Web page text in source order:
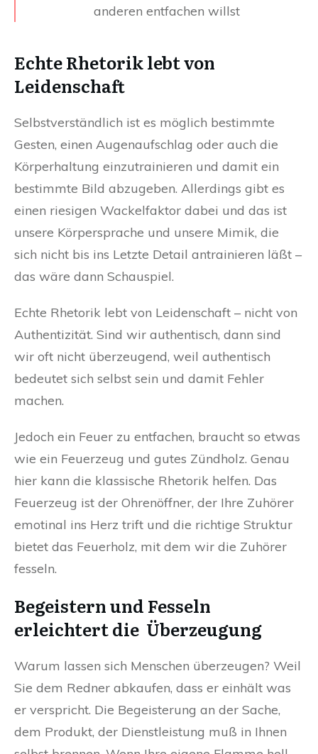
anderen entfachen willst
Echte Rhetorik lebt von
Leidenschaft
Selbstverständlich ist es möglich bestimmte
Gesten, einen Augenaufschlag oder auch die
Körperhaltung einzutrainieren und damit ein
bestimmte Bild abzugeben. Allerdings gibt es
einen riesigen Wackelfaktor dabei und das ist
unsere Körpersprache und unsere Mimik, die
sich nicht bis ins Letzte Detail antrainieren läßt –
das wäre dann Schauspiel.
Echte Rhetorik lebt von Leidenschaft – nicht von
Authentizität. Sind wir authentisch, dann sind
wir oft nicht überzeugend, weil authentisch
bedeutet sich selbst sein und damit Fehler
machen.
Jedoch ein Feuer zu entfachen, braucht so etwas
wie ein Feuerzeug und gutes Zündholz. Genau
hier kann die klassische Rhetorik helfen. Das
Feuerzeug ist der Ohrenöffner, der Ihre Zuhörer
emotinal ins Herz trift und die richtige Struktur
bietet das Feuerholz, mit dem wir die Zuhörer
fesseln.
Begeistern und Fesseln
erleichtert die Überzeugung
Warum lassen sich Menschen überzeugen? Weil
Sie dem Redner abkaufen, dass er einhält was
er verspricht. Die Begeisterung an der Sache,
dem Produkt, der Dienstleistung muß in Ihnen